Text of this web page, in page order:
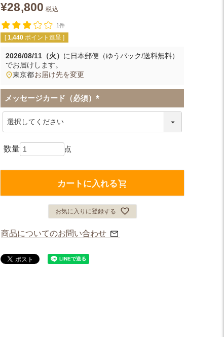
¥28,800 税込
1件
[ 1,440 ポイント進呈 ]
2026/08/11（火） に 日本郵便（ゆうパック/送料無料）
でお届けします。
東京都お届け先を変更
メッセージカード（必須）
(
カートに入れる
お気に入りに登録する
商品についてのお問い合わせ